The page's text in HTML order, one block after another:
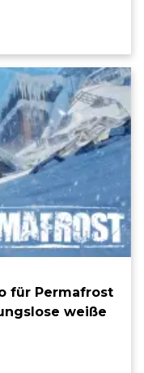
für Permafrost
weiße